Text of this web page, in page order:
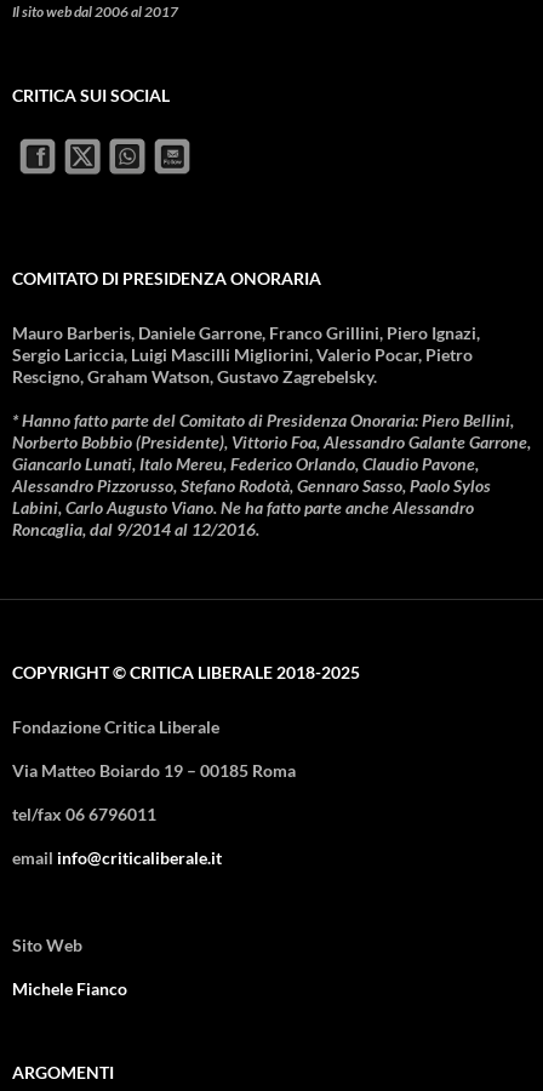
Il sito web dal 2006 al 2017
CRITICA SUI SOCIAL
COMITATO DI PRESIDENZA ONORARIA
Mauro Barberis, Daniele Garrone, Franco Grillini, Piero Ignazi,
Sergio Lariccia, Luigi Mascilli Migliorini, Valerio Pocar, Pietro
Rescigno, Graham Watson, Gustavo Zagrebelsky.
* Hanno fatto parte del Comitato di Presidenza Onoraria: Piero Bellini,
Norberto Bobbio (Presidente), Vittorio Foa, Alessandro Galante Garrone,
Giancarlo Lunati, Italo Mereu, Federico Orlando, Claudio Pavone,
Alessandro Pizzorusso, Stefano Rodotà, Gennaro Sasso, Paolo Sylos
Labini, Carlo Augusto Viano. Ne ha fatto parte anche Alessandro
Roncaglia, dal 9/2014 al 12/2016.
COPYRIGHT © CRITICA LIBERALE 2018-2025
Fondazione Critica Liberale
Via Matteo Boiardo 19 – 00185 Roma
tel/fax 06 6796011
email info@criticaliberale.it
Sito Web
Michele Fianco
ARGOMENTI